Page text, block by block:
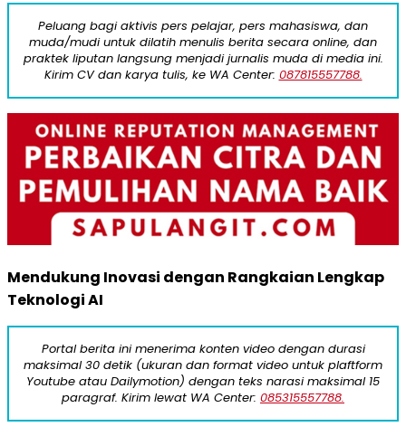
Peluang bagi aktivis pers pelajar, pers mahasiswa, dan
muda/mudi untuk dilatih menulis berita secara online, dan
praktek liputan langsung menjadi jurnalis muda di media ini.
Kirim CV dan karya tulis, ke WA Center: 087815557788.
Mendukung Inovasi dengan Rangkaian Lengkap
Teknologi AI
Portal berita ini menerima konten video dengan durasi
maksimal 30 detik (ukuran dan format video untuk plaftform
Youtube atau Dailymotion) dengan teks narasi maksimal 15
paragraf. Kirim lewat WA Center: 085315557788.